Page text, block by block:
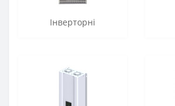
Інверторні